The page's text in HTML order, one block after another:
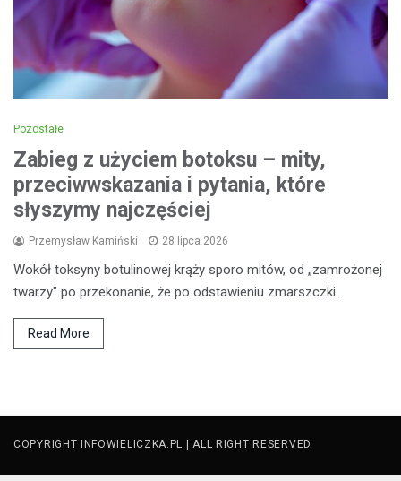
Pozostałe
Zabieg z użyciem botoksu – mity,
przeciwwskazania i pytania, które
słyszymy najczęściej
Przemysław Kamiński 28 lipca 2026
Wokół toksyny botulinowej krąży sporo mitów, od „zamrożonej
twarzy" po przekonanie, że po odstawieniu zmarszczki…
Read More
COPYRIGHT INFOWIELICZKA.PL | ALL RIGHT RESERVED